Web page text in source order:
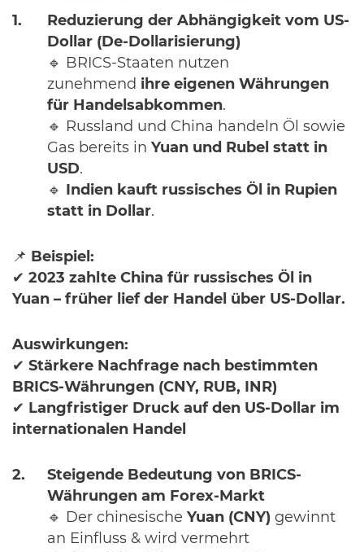
Reduzierung der Abhängigkeit vom US-
Dollar (De-Dollarisierung)
🔹 BRICS-Staaten nutzen
zunehmend ihre eigenen Währungen
für Handelsabkommen.
🔹 Russland und China handeln Öl sowie
Gas bereits in Yuan und Rubel statt in
USD.
🔹
Indien kauft russisches Öl in Rupien
statt in Dollar.
📌
Beispiel:
✔ 2023 zahlte China für russisches Öl in
Yuan – früher lief der Handel über US-Dollar.
Auswirkungen:
✔ Stärkere Nachfrage nach bestimmten
BRICS-Währungen (CNY, RUB, INR)
✔
Langfristiger Druck auf den US-Dollar im
internationalen Handel
Steigende Bedeutung von BRICS-
Währungen am Forex-Markt
🔹 Der chinesische Yuan (CNY) gewinnt
an Einfluss & wird vermehrt